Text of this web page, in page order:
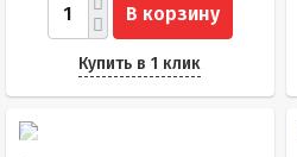
В корзину
Купить в 1 клик